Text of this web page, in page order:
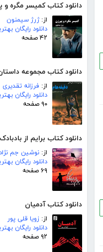
دانلود کتاب کمیسر مگره و
از:ژرژ سیمنون
دانلود رایگان
۴۲ صفحه
دانلود کتاب مجموعه
از: فرزانه تقدیری
دانلود رایگان
۹۰ صفحه
دانلود کتاب برایم از
از: نوشین جم
دانلود رایگان
۶۹ صفحه
دانلود کتاب آدمیان
از: زویا قلی پور
دانلود رایگان
۹۲ صفحه